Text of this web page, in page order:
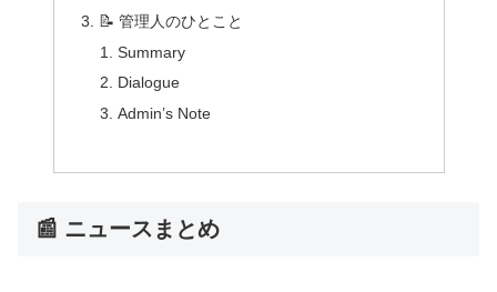
📝 管理人のひとこと
Summary
Dialogue
Admin’s Note
📰 ニュースまとめ